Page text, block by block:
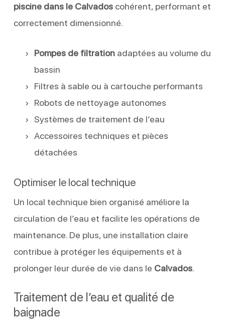
piscine dans le Calvadoscohérent, performant et
correctement dimensionné.
Pompes de filtrationadaptées au volume du
bassin
Filtres à sable ou à cartouche performants
Robots de nettoyage autonomes
Systèmes de traitement de l’eau
Accessoires techniques et pièces
détachées
Optimiser le local technique
Un local technique bien organisé améliore la
circulation de l’eau et facilite les opérations de
maintenance. De plus, une installation claire
contribue à protéger les équipements et à
prolonger leur durée de vie dans le Calvados.
Traitement de l’eau et qualité de
baignade